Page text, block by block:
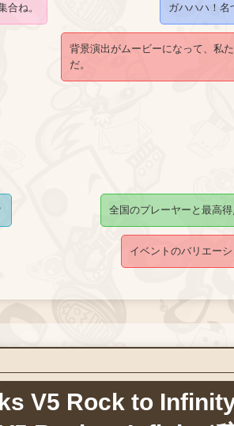
合ね。 ガハハハ！名
背景演出がムービーになって、私
だ。
全国のプレーヤーと最高
イベントのバリエー
V5 Rock to